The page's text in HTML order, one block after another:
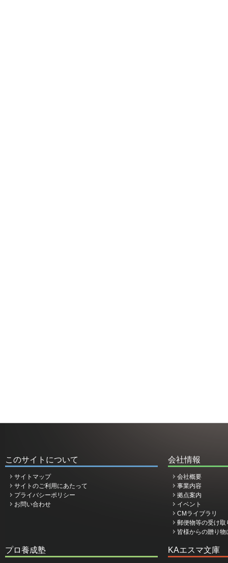
このサイトについて
サイトマップ
サイトのご利用にあたって
プライバシーポリシー
お問い合わせ
会社情報
会社概要
事業内容
拠点案内
イベント
CMライブラリ
郵便物等の受け取
皆様からの贈り
プロ養成塾 KAエスマ文庫